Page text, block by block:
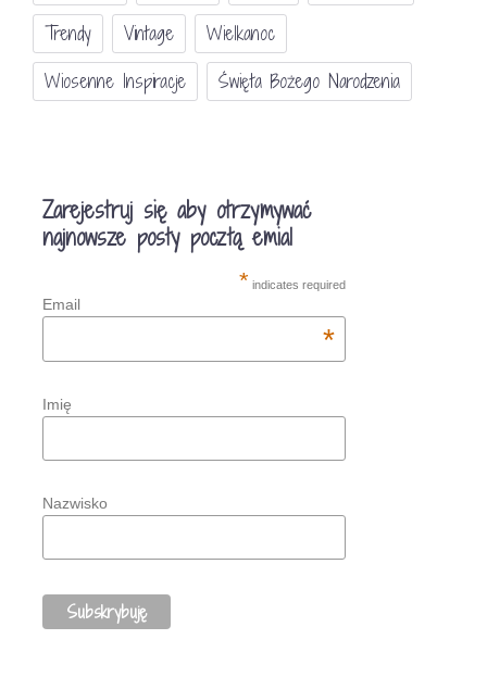
Trendy
Vintage
Wielkanoc
Wiosenne Inspiracje
Święta Bożego Narodzenia
Zarejestruj się aby otrzymywać
najnowsze posty pocztą emial
* indicates required
Email
*
Imię
Nazwisko